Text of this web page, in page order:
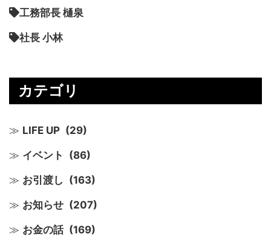
工務部長 樋泉
社長 小林
カテゴリ
LIFE UP (29)
イベント (86)
お引渡し (163)
お知らせ (207)
お金の話 (169)